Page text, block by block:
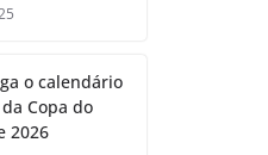
o calendário
Copa do
2026